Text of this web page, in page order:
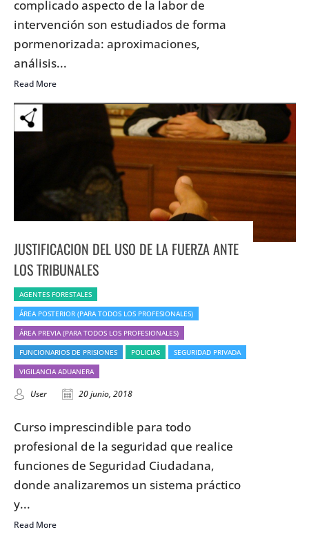
complicado aspecto de la labor de
intervención son estudiados de forma
pormenorizada: aproximaciones,
análisis...
Read More
JUSTIFICACION DEL USO DE LA FUERZA ANTE
LOS TRIBUNALES
AGENTES FORESTALES
ÁREA POSTERIOR (PARA TODOS LOS PROFESIONALES)
ÁREA PREVIA (PARA TODOS LOS PROFESIONALES)
FUNCIONARIOS DE PRISIONES
POLICIAS
SEGURIDAD PRIVADA
VIGILANCIA ADUANERA
User 20 junio, 2018
Curso imprescindible para todo
profesional de la seguridad que realice
funciones de Seguridad Ciudadana,
donde analizaremos un sistema práctico
y...
Read More